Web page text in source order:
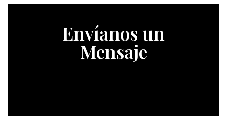
Envíanos un
Mensaje